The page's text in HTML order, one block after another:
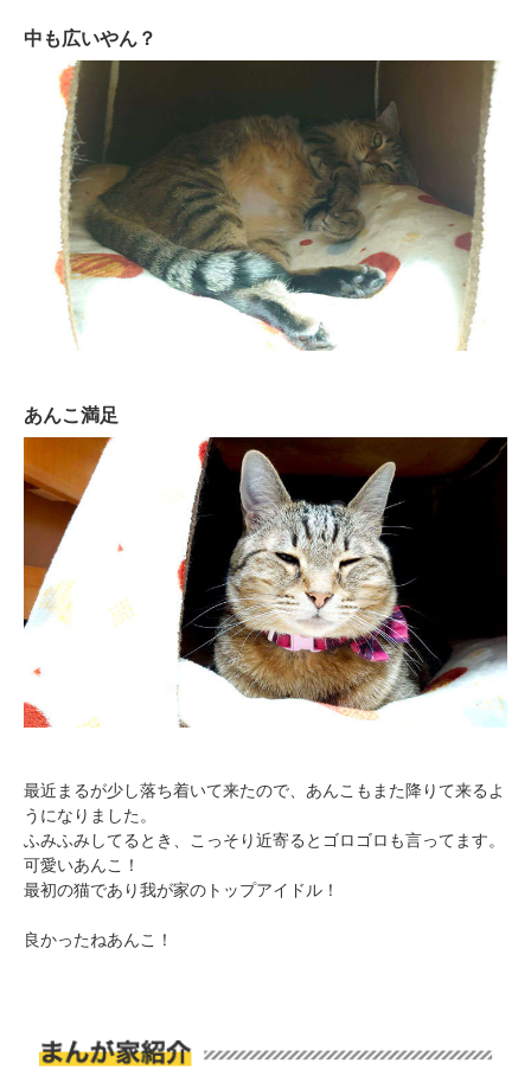
中も広いやん？
あんこ満足
最近まるが少し落ち着いて来たので、あんこもまた降りて来るよ
うになりました。
ふみふみしてるとき、こっそり近寄るとゴロゴロも言ってます。
可愛いあんこ！
最初の猫であり我が家のトップアイドル！
良かったねあんこ！
pecodogs
いぬ部をフォロー
pecocats
ねこ部をフォロー
アプリをダウンロードする